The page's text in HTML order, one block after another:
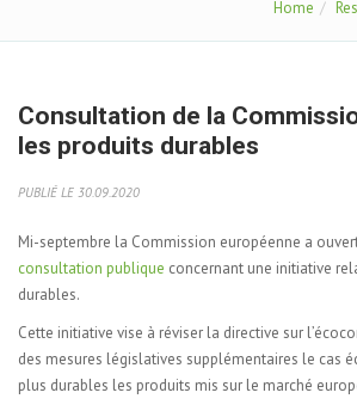
Home
Consultation de la
les produits durables
PUBLIÉ LE 30.09.2020
Mi-septembre la Commission européenne a
consultation publique concernant une initiative
durables.
Cette initiative vise à réviser la directive sur
des mesures législatives supplémentaires le cas
plus durables les produits mis sur le marché